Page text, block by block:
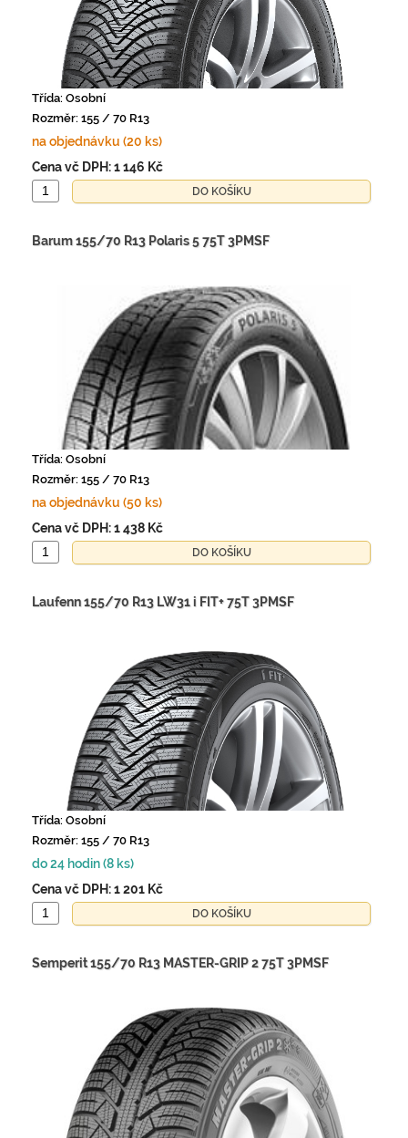
Třída: Osobní
Rozměr: 155 / 70 R13
na objednávku (20 ks)
Cena vč DPH:1 146 Kč
Barum 155/70 R13 Polaris 5 75T 3PMSF
Třída: Osobní
Rozměr: 155 / 70 R13
na objednávku (50 ks)
Cena vč DPH:1 438 Kč
Laufenn 155/70 R13 LW31 i FIT+ 75T 3PMSF
Třída: Osobní
Rozměr: 155 / 70 R13
do 24 hodin (8 ks)
Cena vč DPH:1 201 Kč
Semperit 155/70 R13 MASTER-GRIP 2 75T 3PMSF